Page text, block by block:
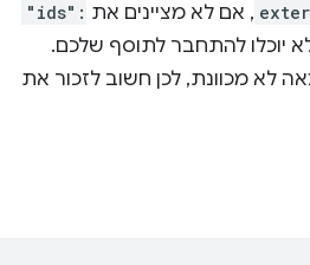
, אם לא מציינים את "ids":
יוכלו להתחבר לתוסף שלכם.
לא מכוונת, לכן חשוב לזכור את